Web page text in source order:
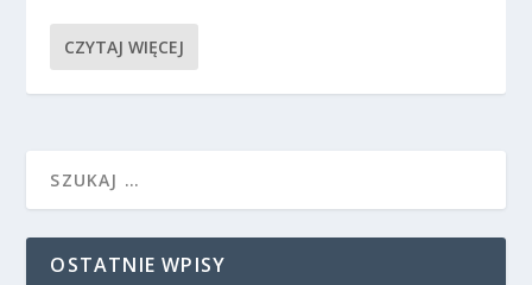
CZYTAJ WIĘCEJ
OSTATNIE WPISY